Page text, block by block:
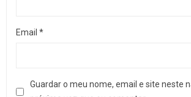
Email *
Guardar o meu nome, email e site neste